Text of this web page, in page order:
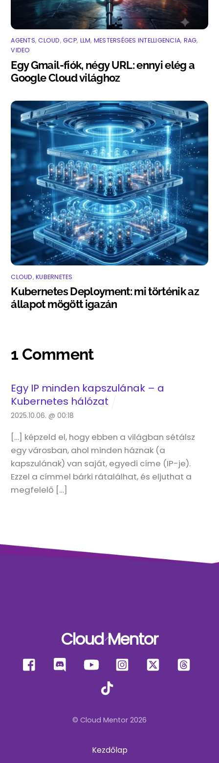
AGENTS,CLOUD,GCP, LLM, MESTERSÉGES INTELLIGENCIA, RAG,
VIDEO
Egy Gmail-fiók, négy URL: ennyi elég a
Google Cloud világhoz
CLOUD,KUBERNETES
Kubernetes Deployment: mi történik az
állapot mögött igazán
1 Comment
Egy IP minden kapszulának – a
Kubernetes hálózat
2025.10.06. @ 00:18
[…] képzeld el, hogy ebben a világban sétálsz
egy városban, ahol minden háznak (a
kapszulának) van saját, egyedi címe (IP-je).
Ezzel a címmel bárki rátalálhat, és eljuthat a
megfelelő […]
Back
Top
Cloud Mentor
Facebook Discord YouTube Instagram
© Cloud Mentor 2026
Kezdőlap